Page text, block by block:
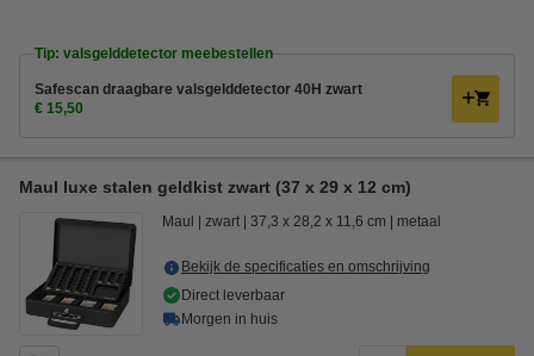
Tip: valsgelddetector meebestellen
Safescan draagbare valsgelddetector 40H zwart
€ 15,50
Maul luxe stalen geldkist zwart (37 x 29 x 12 cm)
Maul zwart 37,3 x 28,2 x 11,6 cm metaal
Bekijk de specificaties en omschrijving
Direct leverbaar
Morgen in huis